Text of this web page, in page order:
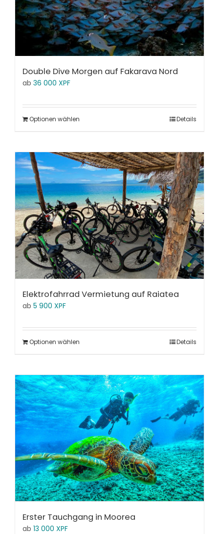
Double Dive Morgen auf Fakarava Nord
ab 36 000 XPF
Optionen wählen Details
Elektrofahrrad Vermietung auf Raiatea
ab 5 900 XPF
Optionen wählen Details
Erster Tauchgang in Moorea
ab 13 000 XPF